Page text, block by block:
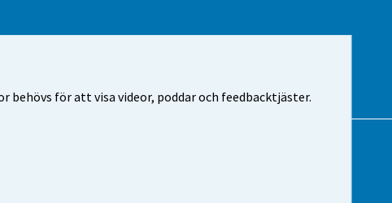
behövs för att visa videor, poddar och feedbacktjäster.